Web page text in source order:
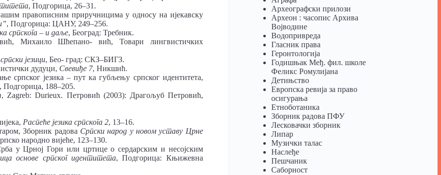
, Подгорица, 26–31.
правописним приручницима у односу на ијекавску
, Подгорица: ЦАНУ, 249–256.
српскога – и даље, Београд: Требник.
Михаило Шћепано- вић, Товари лингвистичких
језици, Бео- град: СКЗ‒БИГЗ.
дудуци, Свевиђе 7, Никшић.
српског језика – пут ка губљењу српског идентитета,
, Подгорица, 188–205.
, Zagreb: Durieux. Петровић (2003): Драгољуб Петровић,
Распеће језика српскога 2, 13–16.
Зборник радова Српски народ у новом уставу Црне
народно вијеће, 123–130.
у Црној Гори или цртице о сердарским и несојским
основе српског идентитета, Подгорица: Књижевна
Археографски прилози
Археон : часопис Архива
Војводине
Водопривреда
Гласник права
Геронтологија
Годишњак Међ. фил. школе
Феликс Ромулијана
Детињство
Европска ревија за право
осигурања
Eтноботаника
Зборник радова ПФУ
Лесковачки зборник
Липар
Музички талас
Наслеђе
Пешчаник
Саборност